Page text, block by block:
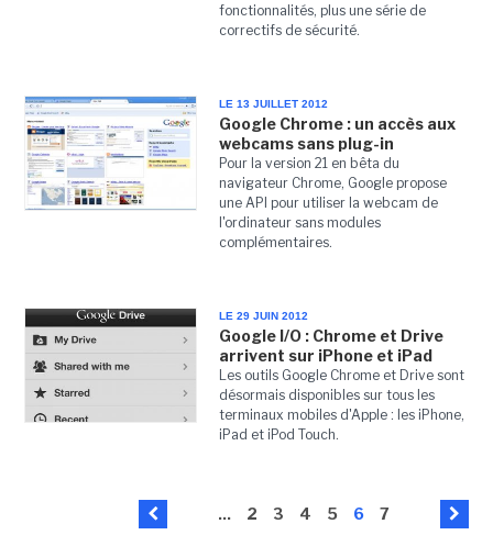
fonctionnalités, plus une série de
correctifs de sécurité.
LE 13 JUILLET 2012
Google Chrome : un accès aux
webcams sans plug-in
Pour la version 21 en bêta du
navigateur Chrome, Google propose
une API pour utiliser la webcam de
l'ordinateur sans modules
complémentaires.
LE 29 JUIN 2012
Google I/O : Chrome et Drive
arrivent sur iPhone et iPad
Les outils Google Chrome et Drive sont
désormais disponibles sur tous les
terminaux mobiles d'Apple : les iPhone,
iPad et iPod Touch.
... 2 3 4 5 6 7